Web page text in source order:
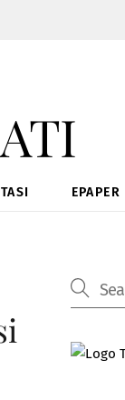
EPAPER